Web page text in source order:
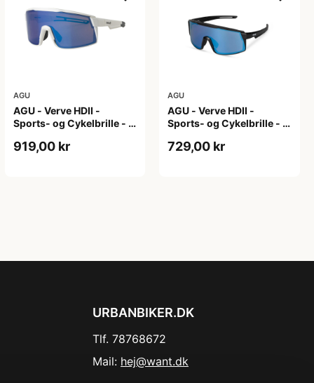
AGU
AGU - Verve HDII -
Sports- og Cykelbrille - 3
919,00 kr
AGU
AGU - Verve HDII -
Sports- og Cykelbrille - 3
729,00 kr
URBANBIKER.DK
Tlf. 78768672
Mail: hej@want.dk